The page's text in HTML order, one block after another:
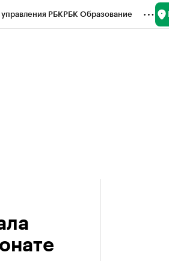
РБКРБК Образование